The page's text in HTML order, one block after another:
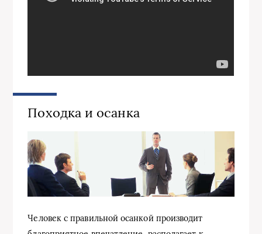
Походка и осанка
Человек с правильной осанкой производит